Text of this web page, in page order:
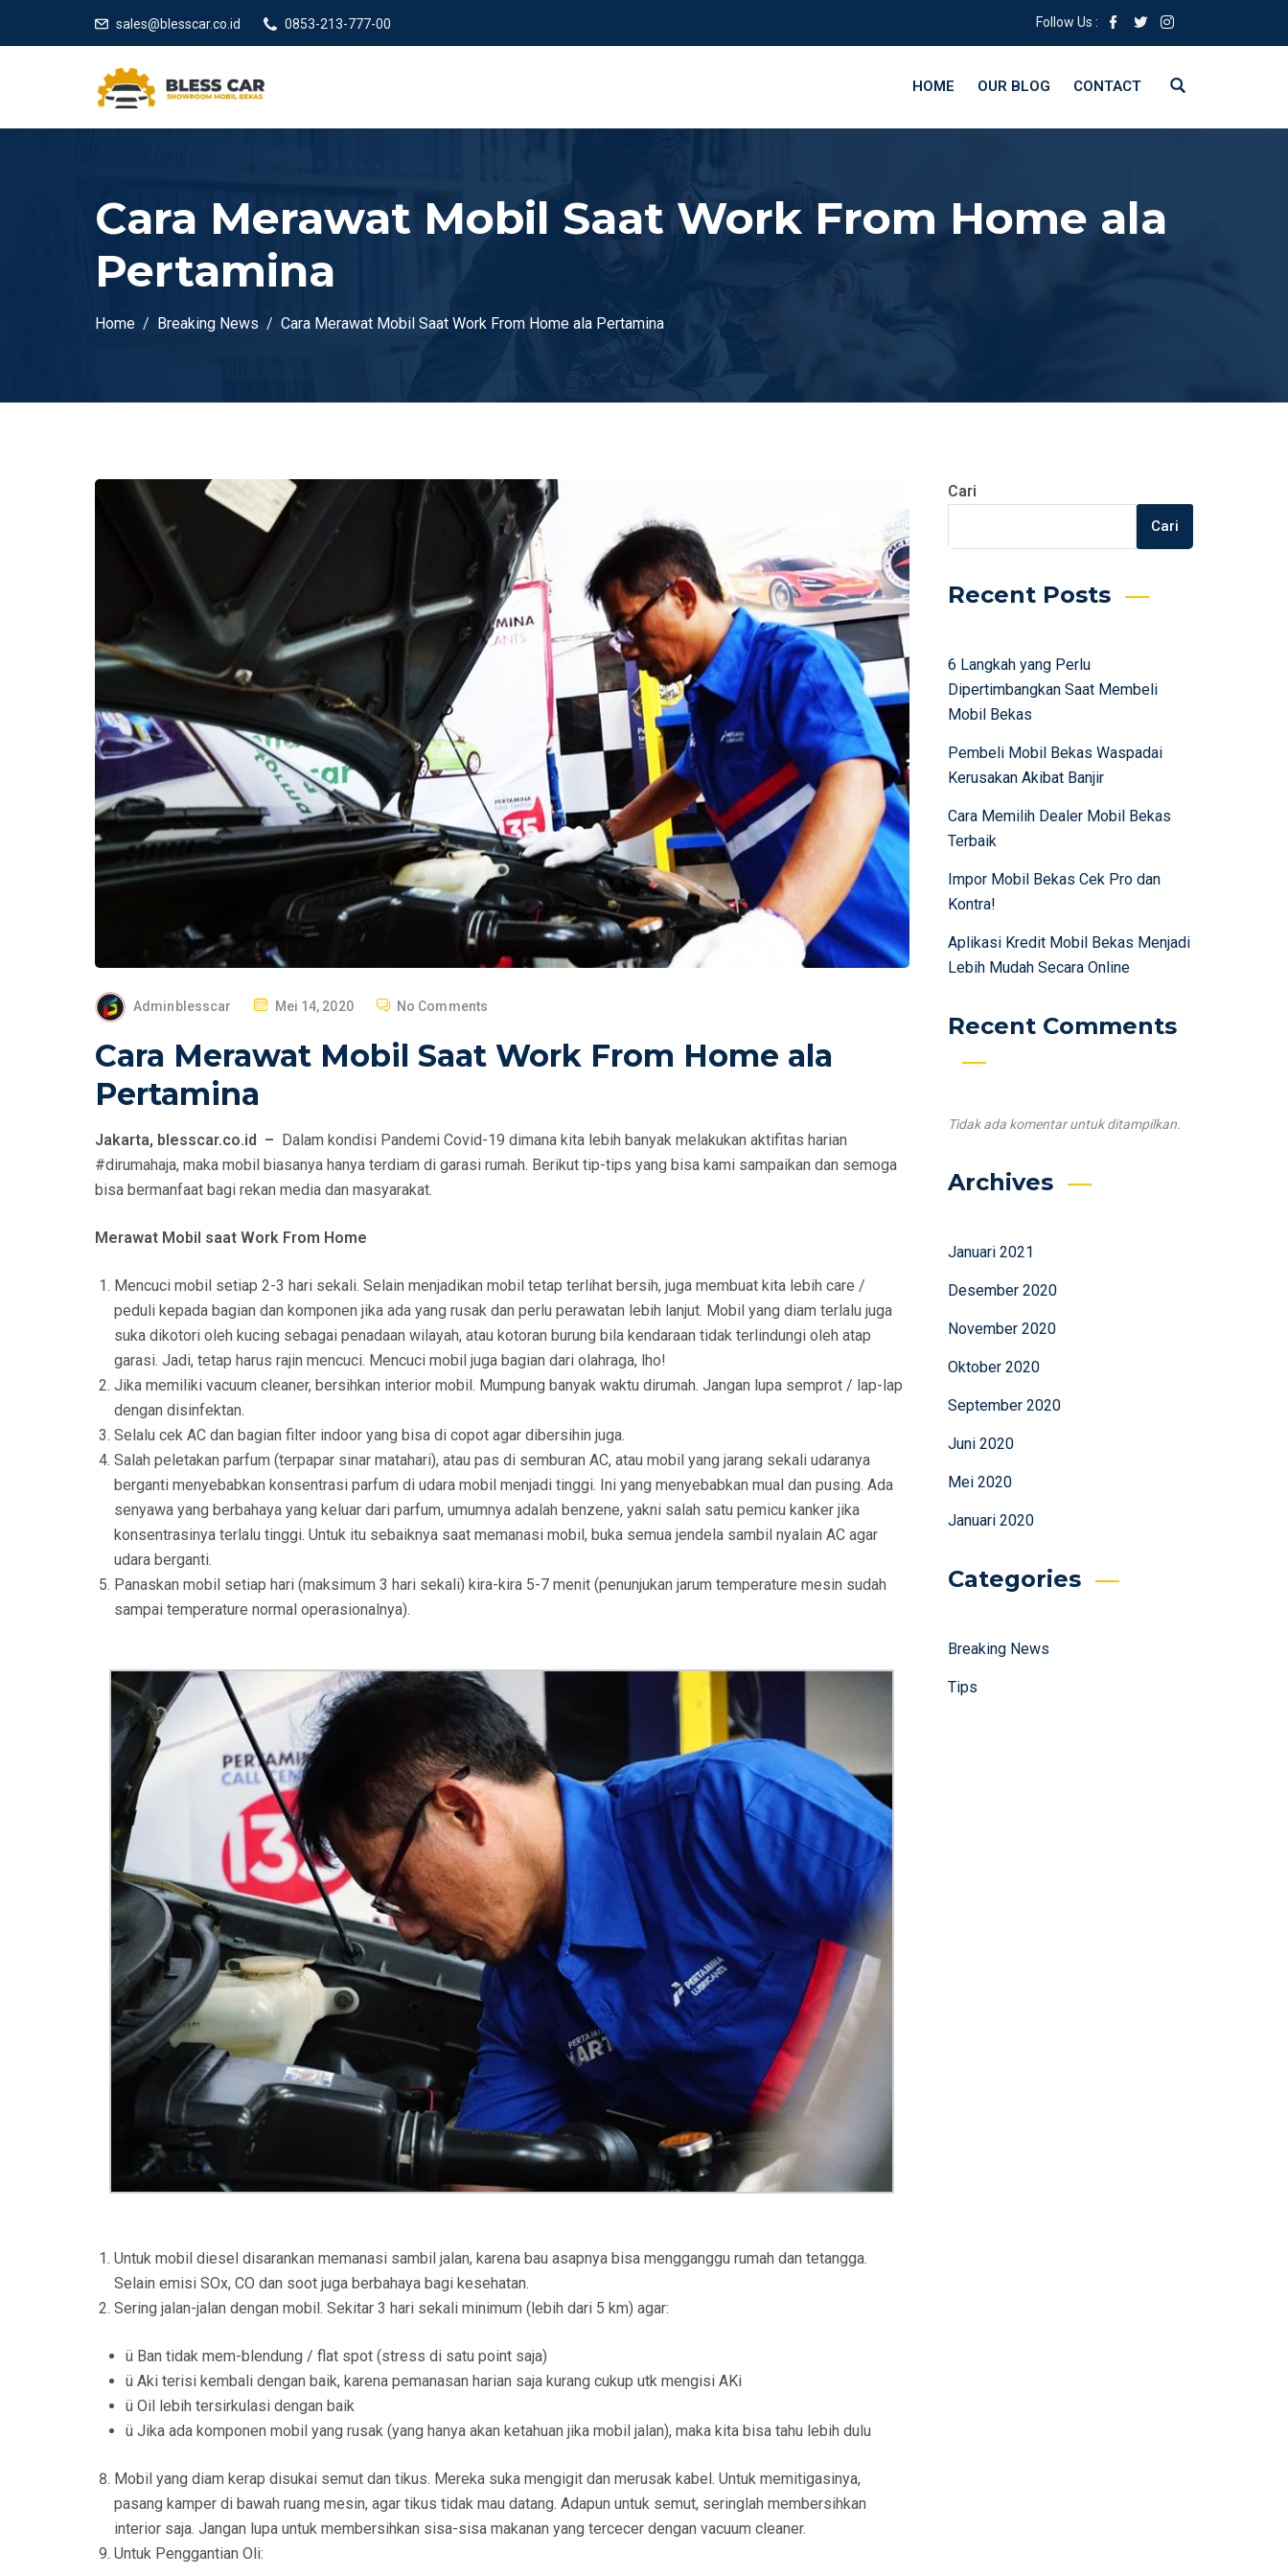
sales@blesscar.co.id 0853-213-777-00 Follow Us :
HOME OUR BLOG CONTACT
Cara Merawat Mobil Saat Work From Home ala
Pertamina
Home Breaking News Cara Merawat Mobil Saat Work From Home ala Pertamina
Adminblesscar
P
S
Mei 14, 2020 No Comments
Cara Merawat Mobil Saat Work From Home ala
Pertamina
Jakarta, blesscar.co.id – Dalam kondisi Pandemi Covid-19 dimana kita lebih banyak melakukan aktifitas harian
#dirumahaja, maka mobil biasanya hanya terdiam di garasi rumah. Berikut tip-tips yang bisa kami sampaikan dan semoga
bisa bermanfaat bagi rekan media dan masyarakat.
Merawat Mobil saat Work From Home
Mencuci mobil setiap 2-3 hari sekali. Selain menjadikan mobil tetap terlihat bersih, juga membuat kita lebih care /
peduli kepada bagian dan komponen jika ada yang rusak dan perlu perawatan lebih lanjut. Mobil yang diam terlalu juga
suka dikotori oleh kucing sebagai penadaan wilayah, atau kotoran burung bila kendaraan tidak terlindungi oleh atap
garasi. Jadi, tetap harus rajin mencuci. Mencuci mobil juga bagian dari olahraga, lho!
Jika memiliki vacuum cleaner, bersihkan interior mobil. Mumpung banyak waktu dirumah. Jangan lupa semprot / lap-lap
dengan disinfektan.
Selalu cek AC dan bagian filter indoor yang bisa di copot agar dibersihin juga.
Salah peletakan parfum (terpapar sinar matahari), atau pas di semburan AC, atau mobil yang jarang sekali udaranya
berganti menyebabkan konsentrasi parfum di udara mobil menjadi tinggi. Ini yang menyebabkan mual dan pusing. Ada
senyawa yang berbahaya yang keluar dari parfum, umumnya adalah benzene, yakni salah satu pemicu kanker jika
konsentrasinya terlalu tinggi. Untuk itu sebaiknya saat memanasi mobil, buka semua jendela sambil nyalain AC agar
udara berganti.
Panaskan mobil setiap hari (maksimum 3 hari sekali) kira-kira 5-7 menit (penunjukan jarum temperature mesin sudah
sampai temperature normal operasionalnya).
Untuk mobil diesel disarankan memanasi sambil jalan, karena bau asapnya bisa mengganggu rumah dan tetangga.
Selain emisi SOx, CO dan soot juga berbahaya bagi kesehatan.
Sering jalan-jalan dengan mobil. Sekitar 3 hari sekali minimum (lebih dari 5 km) agar:
ü Ban tidak mem-blendung / flat spot (stress di satu point saja)
ü Aki terisi kembali dengan baik, karena pemanasan harian saja kurang cukup utk mengisi AKi
ü Oil lebih tersirkulasi dengan baik
ü Jika ada komponen mobil yang rusak (yang hanya akan ketahuan jika mobil jalan), maka kita bisa tahu lebih dulu
Mobil yang diam kerap disukai semut dan tikus. Mereka suka mengigit dan merusak kabel. Untuk memitigasinya,
pasang kamper di bawah ruang mesin, agar tikus tidak mau datang. Adapun untuk semut, seringlah membersihkan
interior saja. Jangan lupa untuk membersihkan sisa-sisa makanan yang tercecer dengan vacuum cleaner.
Untuk Penggantian Oli:
Cari
Cari
Recent Posts
6 Langkah yang Perlu
Dipertimbangkan Saat Membeli
Mobil Bekas
Pembeli Mobil Bekas Waspadai
Kerusakan Akibat Banjir
Cara Memilih Dealer Mobil Bekas
Terbaik
Impor Mobil Bekas Cek Pro dan
Kontra!
Aplikasi Kredit Mobil Bekas Menjadi
Lebih Mudah Secara Online
Recent Comments
Tidak ada komentar untuk ditampilkan.
Archives
Januari 2021
Desember 2020
November 2020
Oktober 2020
September 2020
Juni 2020
Mei 2020
Januari 2020
Categories
Breaking News
Tips